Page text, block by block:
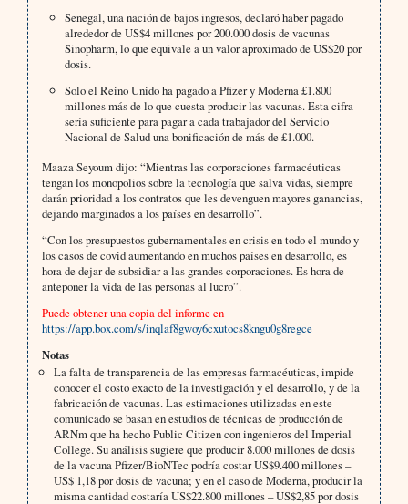
Senegal, una nación de bajos ingresos, declaró haber pagado
alrededor de US$4 millones por 200.000 dosis de vacunas
Sinopharm, lo que equivale a un valor aproximado de US$20 por
dosis.
Solo el Reino Unido ha pagado a Pfizer y Moderna £1.800
millones más de lo que cuesta producir las vacunas. Esta cifra
sería suficiente para pagar a cada trabajador del Servicio
Nacional de Salud una bonificación de más de £1.000.
Maaza Seyoum dijo: “Mientras las corporaciones farmacéuticas
tengan los monopolios sobre la tecnología que salva vidas, siempre
darán prioridad a los contratos que les devenguen mayores ganancias,
dejando marginados a los países en desarrollo”.
“Con los presupuestos gubernamentales en crisis en todo el mundo y
los casos de covid aumentando en muchos países en desarrollo, es
hora de dejar de subsidiar a las grandes corporaciones. Es hora de
anteponer la vida de las personas al lucro”.
Puede obtener una copia del informe en
https://app.box.com/s/inqlaf8gwoy6cxutocs8kngu0g8regce
Notas
La falta de transparencia de las empresas farmacéuticas, impide
conocer el costo exacto de la investigación y el desarrollo, y de la
fabricación de vacunas. Las estimaciones utilizadas en este
comunicado se basan en estudios de técnicas de producción de
ARNm que ha hecho Public Citizen con ingenieros del Imperial
College. Su análisis sugiere que producir 8.000 millones de dosis
de la vacuna Pfizer/BioNTec podría costar US$9.400 millones –
US$ 1,18 por dosis de vacuna; y en el caso de Moderna, producir la
misma cantidad costaría US$22.800 millones – US$2,85 por dosis